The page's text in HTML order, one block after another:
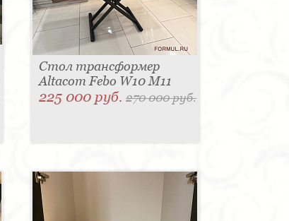
Стол трансформер
Altacom Febo W10 M11
225 000 руб.270 000 руб.